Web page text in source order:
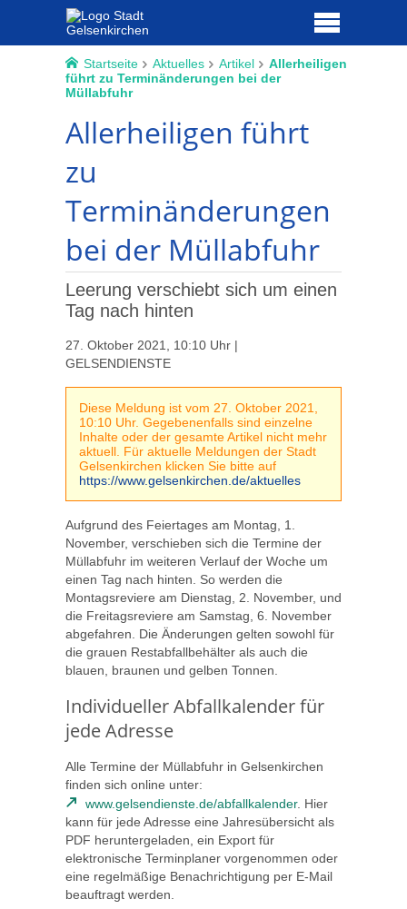
Startseite Aktuelles Artikel
Allerheiligen
führt zu Terminänderungen bei der
Müllabfuhr
Allerheiligen führt
zu
Terminänderungen
bei der Müllabfuhr
Leerung verschiebt sich um einen
Tag nach hinten
27. Oktober 2021, 10:10 Uhr |
GELSENDIENSTE
Diese Meldung ist vom 27. Oktober 2021,
10:10 Uhr. Gegebenenfalls sind einzelne
Inhalte oder der gesamte Artikel nicht mehr
aktuell. Für aktuelle Meldungen der Stadt
Gelsenkirchen klicken Sie bitte auf
https://www.gelsenkirchen.de/aktuelles
Aufgrund des Feiertages am Montag, 1.
November, verschieben sich die Termine der
Müllabfuhr im weiteren Verlauf der Woche um
einen Tag nach hinten. So werden die
Montagsreviere am Dienstag, 2. November, und
die Freitagsreviere am Samstag, 6. November
abgefahren. Die Änderungen gelten sowohl für
die grauen Restabfallbehälter als auch die
blauen, braunen und gelben Tonnen.
Individueller Abfallkalender für
jede Adresse
Alle Termine der Müllabfuhr in Gelsenkirchen
finden sich online unter:
www.gelsendienste.de/abfallkalender. Hier
kann für jede Adresse eine Jahresübersicht als
PDF heruntergeladen, ein Export für
elektronische Terminplaner vorgenommen oder
eine regelmäßige Benachrichtigung per E-Mail
beauftragt werden.